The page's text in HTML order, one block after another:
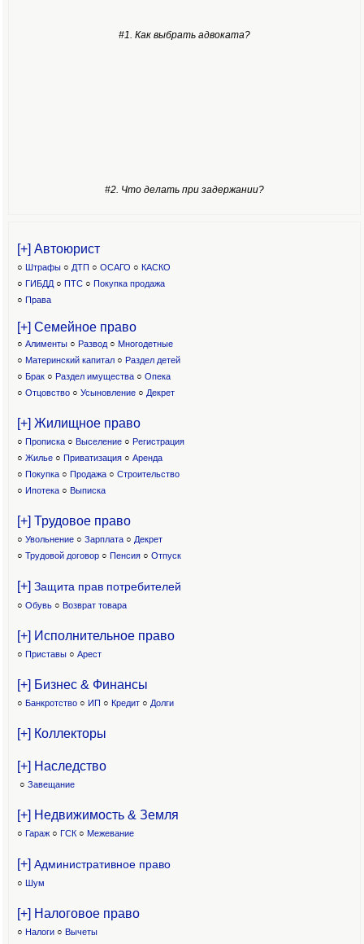
#1. Как выбрать адвоката?
#2. Что делать при задержании?
[+] Автоюрист
○ Штрафы ○ ДТП ○ ОСАГО ○ КАСКО
○ ГИБДД ○ ПТС ○ Покупка продажа
○ Права
[+] Семейное право
○ Алименты ○ Развод ○ Многодетные
○ Материнский капитал○ Раздел детей
○ Брак ○ Раздел имущества ○ Опека
○ Отцовство○ Усыновление ○ Декрет
[+] Жилищное право
○ Прописка ○ Выселение ○ Регистрация
○ Жилье ○ Приватизация ○ Аренда
○ Покупка ○ Продажа ○ Строительство
○ Ипотека ○ Выписка
[+] Трудовое право
○ Увольнение ○ Зарплата ○ Декрет
○ Трудовой договор ○ Пенсия ○ Отпуск
[+] Защита прав потребителей
○ Обувь ○ Возврат товара
[+] Исполнительное право
○ Приставы ○ Арест
[+] Бизнес & Финансы
○ Банкротство ○ ИП ○ Кредит ○ Долги
[+] Коллекторы
[+] Наследство
○ Завещание
[+] Недвижимость & Земля
○ Гараж ○ ГСК ○ Межевание
[+] Административное право
○ Шум
[+] Налоговое право
○ Налоги ○ Вычеты